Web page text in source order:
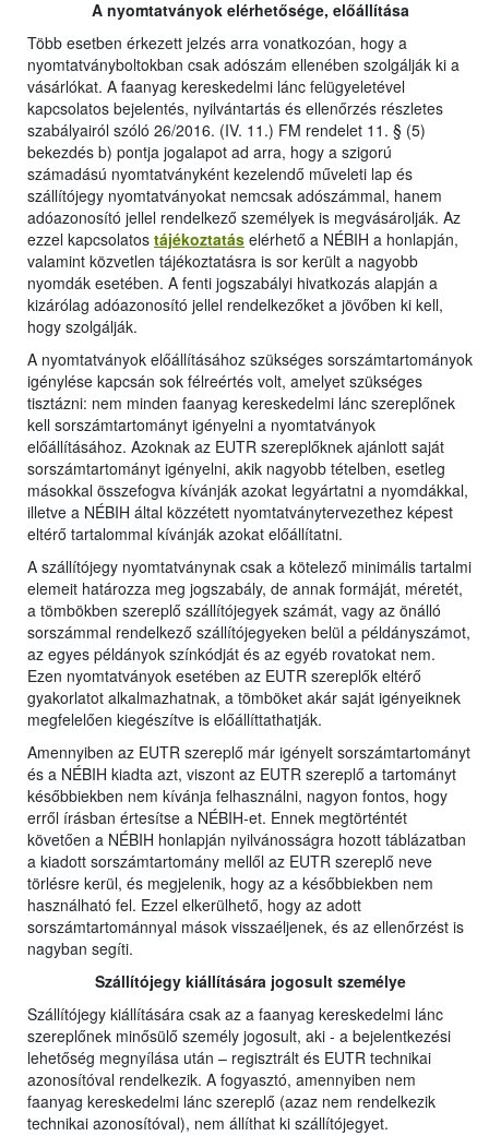
A nyomtatványok elérhetősége, előállítása
Több esetben érkezett jelzés arra vonatkozóan, hogy a
nyomtatványboltokban csak adószám ellenében szolgálják ki a
vásárlókat. A faanyag kereskedelmi lánc felügyeletével
kapcsolatos bejelentés, nyilvántartás és ellenőrzés részletes
szabályairól szóló 26/2016. (IV. 11.) FM rendelet 11. § (5)
bekezdés b) pontja jogalapot ad arra, hogy a szigorú
számadású nyomtatványként kezelendő műveleti lap és
szállítójegy nyomtatványokat nemcsak adószámmal, hanem
adóazonosító jellel rendelkező személyek is megvásárolják. Az
ezzel kapcsolatos tájékoztatás elérhető a NÉBIH a honlapján,
valamint közvetlen tájékoztatásra is sor került a nagyobb
nyomdák esetében. A fenti jogszabályi hivatkozás alapján a
kizárólag adóazonosító jellel rendelkezőket a jövőben ki kell,
hogy szolgálják.
A nyomtatványok előállításához szükséges sorszámtartományok
igénylése kapcsán sok félreértés volt, amelyet szükséges
tisztázni: nem minden faanyag kereskedelmi lánc szereplőnek
kell sorszámtartományt igényelni a nyomtatványok
előállításához. Azoknak az EUTR szereplőknek ajánlott saját
sorszámtartományt igényelni, akik nagyobb tételben, esetleg
másokkal összefogva kívánják azokat legyártatni a nyomdákkal,
illetve a NÉBIH által közzétett nyomtatványtervezethez képest
eltérő tartalommal kívánják azokat előállítatni.
A szállítójegy nyomtatványnak csak a kötelező minimális tartalmi
elemeit határozza meg jogszabály, de annak formáját, méretét,
a tömbökben szereplő szállítójegyek számát, vagy az önálló
sorszámmal rendelkező szállítójegyeken belül a példányszámot,
az egyes példányok színkódját és az egyéb rovatokat nem.
Ezen nyomtatványok esetében az EUTR szereplők eltérő
gyakorlatot alkalmazhatnak, a tömböket akár saját igényeiknek
megfelelően kiegészítve is előállíttathatják.
Amennyiben az EUTR szereplő már igényelt sorszámtartományt
és a NÉBIH kiadta azt, viszont az EUTR szereplő a tartományt
későbbiekben nem kívánja felhasználni, nagyon fontos, hogy
erről írásban értesítse a NÉBIH-et. Ennek megtörténtét
követően a NÉBIH honlapján nyilvánosságra hozott táblázatban
a kiadott sorszámtartomány mellől az EUTR szereplő neve
törlésre kerül, és megjelenik, hogy az a későbbiekben nem
használható fel. Ezzel elkerülhető, hogy az adott
sorszámtartománnyal mások visszaéljenek, és az ellenőrzést is
nagyban segíti.
Szállítójegy kiállítására jogosult személye
Szállítójegy kiállítására csak az a faanyag kereskedelmi lánc
szereplőnek minősülő személy jogosult, aki - a bejelentkezési
lehetőség megnyílása után – regisztrált és EUTR technikai
azonosítóval rendelkezik. A fogyasztó, amennyiben nem
faanyag kereskedelmi lánc szereplő (azaz nem rendelkezik
technikai azonosítóval), nem állíthat ki szállítójegyet.